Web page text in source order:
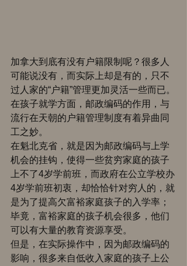
加拿大到底有没有户籍限制呢？很多人
可能说没有，而实际上却是有的，只不
过人家的“户籍”管理更加灵活一些而已。
在孩子就学方面，邮政编码的作用，与
流行在天朝的户籍管理制度有着异曲同
工之妙。
在魁北克省，就是因为邮政编码与上学
机会的挂钩，使得一些贫穷家庭的孩子
上不了4岁学前班，而政府在公立学校办
4岁学前班初衷，却恰恰针对穷人的，就
是为了提高欠富裕家庭孩子的入学率；
毕竟，富裕家庭的孩子机会很多，他们
可以有大量的教育资源享受。
但是，在实际操作中，因为邮政编码的
影响，很多来自低收入家庭的孩子上公